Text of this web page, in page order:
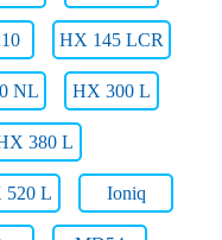
HX 145 LCR
NL HX 300 L
380 L
520 L Ioniq